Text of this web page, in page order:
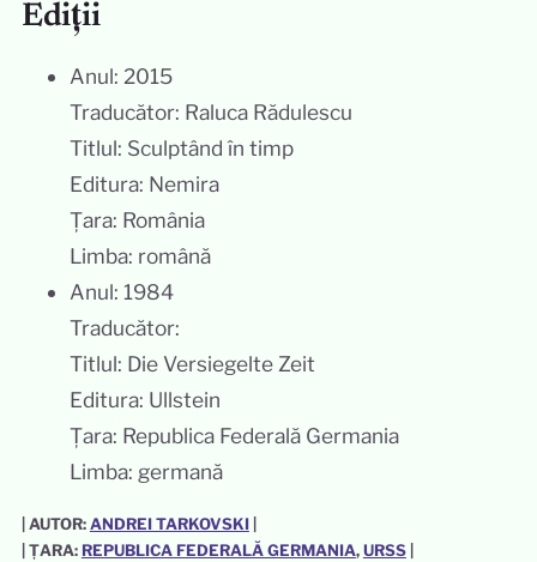
Ediții
Anul: 2015
Traducător: Raluca Rădulescu
Titlul: Sculptând în timp
Editura: Nemira
Țara: România
Limba: română
Anul: 1984
Traducător:
Titlul: Die Versiegelte Zeit
Editura: Ullstein
Țara: Republica Federală Germania
Limba: germană
| AUTOR:ANDREI TARKOVSKI|
| ȚARA: REPUBLICA FEDERALĂ GERMANIA, URSS|